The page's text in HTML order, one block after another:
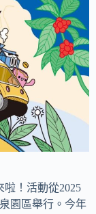
啦！活動從2025
園區舉行。今年